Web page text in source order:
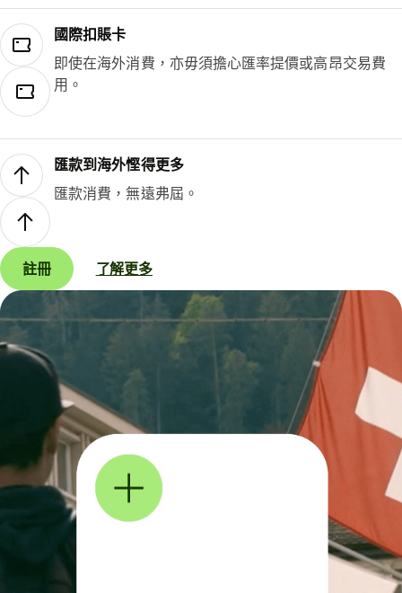
國際扣賬卡
即使在海外消費，亦毋須擔心匯率提價或高昂交易費
用。
匯款到海外慳得更多
匯款消費，無遠弗屆。
註冊 了解更多